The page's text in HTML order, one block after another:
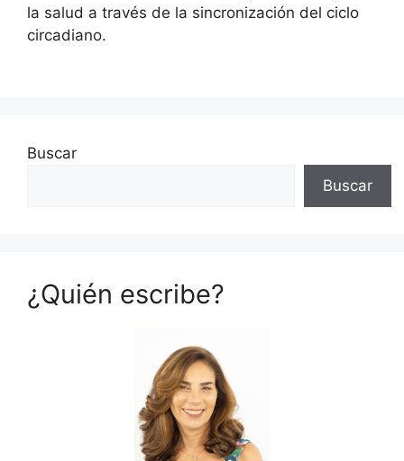
la salud a través de la sincronización del ciclo
circadiano.
Buscar
Buscar
¿Quién escribe?